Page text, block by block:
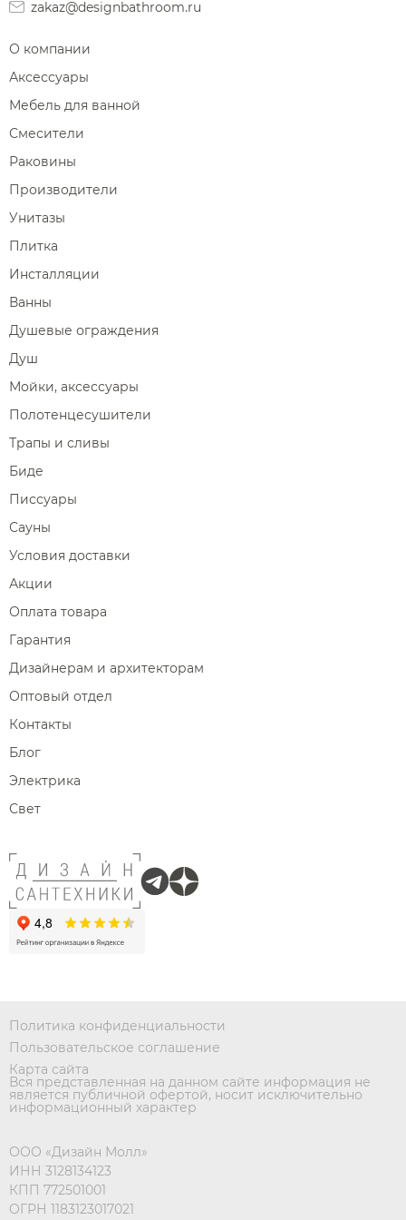
zakaz@designbathroom.ru
О компании
Аксессуары
Мебель для ванной
Смесители
Раковины
Производители
Унитазы
Плитка
Инсталляции
Ванны
Душевые ограждения
Душ
Мойки, аксессуары
Полотенцесушители
Трапы и сливы
Биде
Писсуары
Сауны
Условия доставки
Акции
Оплата товара
Гарантия
Дизайнерам и архитекторам
Оптовый отдел
Контакты
Блог
Электрика
Свет
Политика конфиденциальности
Пользовательское соглашение
Карта сайта
Вся представленная на данном сайте информация не
является публичной офертой, носит исключительно
информационный характер
ООО «Дизайн Молл»
ИНН 3128134123
КПП 772501001
ОГРН 1183123017021